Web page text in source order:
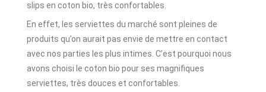
slips en coton bio, très confortables.
En effet, les serviettes du marché sont pleines de
produits qu’on aurait pas envie de mettre en contact
avec nos parties les plus intimes. C’est pourquoi nous
avons choisi le coton bio pour ses magnifiques
serviettes, très douces et confortables.